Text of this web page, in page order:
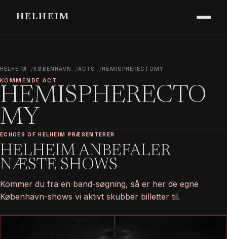
HELHEIM
HELHEIM KØBENHAVN ACTS HEMISPHERECTOMY
KOMMENDE ACT
HEMISPHERECTO
MY
ECHOES OF HELHEIM PRÆSENTERER
HELHEIM ANBEFALER
NÆSTE SHOWS
Kommer du fra en band-søgning, så er her de egne
København-shows vi aktivt skubber billetter til.